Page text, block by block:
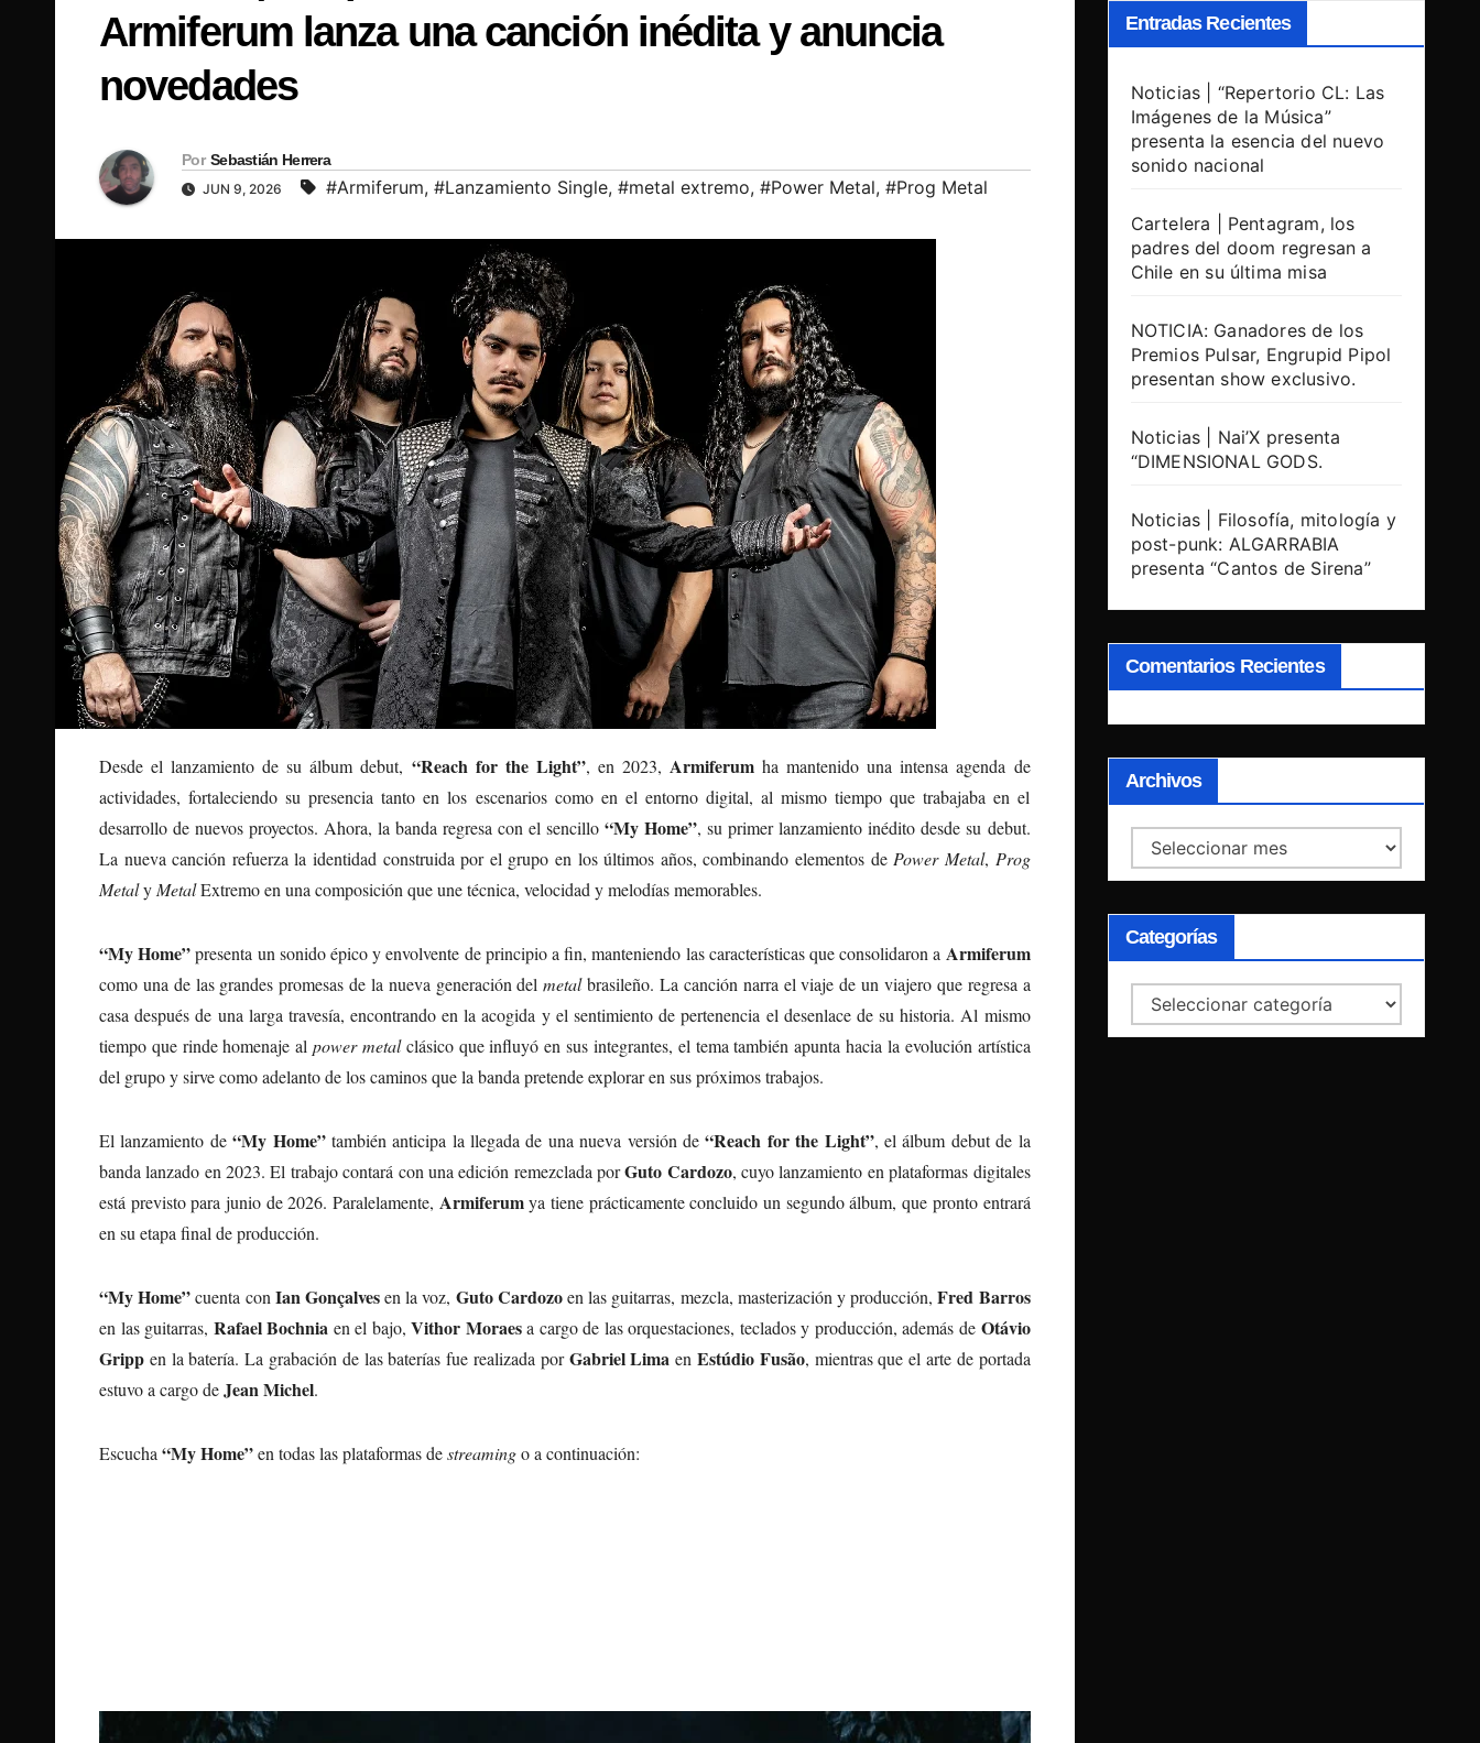
Armiferum lanza una canción inédita y anuncia
novedades
Por Sebastián Herrera
JUN 9, 2026 #Armiferum, #Lanzamiento Single, #metal extremo, #Power Metal, #Prog Metal
Desde el lanzamiento de su álbum debut, “Reach for the Light”, en 2023, Armiferum ha mantenido una intensa agenda de
actividades, fortaleciendo su presencia tanto en los escenarios como en el entorno digital, al mismo tiempo que trabajaba en el
desarrollo de nuevos proyectos. Ahora, la banda regresa con el sencillo“My Home”, su primer lanzamiento inédito desde su debut.
La nueva canción refuerza la identidad construida por el grupo en los últimos años, combinando elementos de Power Metal, Prog
Metaly MetalExtremo en una composición que une técnica, velocidad y melodías memorables.
“My Home”presenta un sonido épico y envolvente de principio a fin, manteniendo las características que consolidaron a Armiferum
como una de las grandes promesas de la nueva generación delmetalbrasileño. La canción narra el viaje de un viajero que regresa a
casa después de una larga travesía, encontrando en la acogida y el sentimiento de pertenencia el desenlace de su historia. Al mismo
tiempo que rinde homenaje alpower metalclásico que influyó en sus integrantes, el tema también apunta hacia la evolución artística
del grupo y sirve como adelanto de los caminos que la banda pretende explorar en sus próximos trabajos.
El lanzamiento de“My Home”también anticipa la llegada de una nueva versión de“Reach for the Light”, el álbum debut de la
banda lanzado en 2023. El trabajo contará con una edición remezclada porGuto Cardozo, cuyo lanzamiento en plataformas digitales
está previsto para junio de 2026. Paralelamente, Armiferumya tiene prácticamente concluido un segundo álbum, que pronto entrará
en su etapa final de producción.
“My Home”cuenta con Ian Gonçalvesen la voz, Guto Cardozoen las guitarras, mezcla, masterización y producción,Fred Barros
en las guitarras, Rafael Bochnia en el bajo,Vithor Moraesa cargo de las orquestaciones, teclados y producción, además de Otávio
Gripp en la batería. La grabación de las baterías fue realizada porGabriel Lima en Estúdio Fusão, mientras que el arte de portada
estuvo a cargo deJean Michel.
Escucha “My Home”en todas las plataformas destreamingo a continuación:
Entradas Recientes
Noticias | “Repertorio CL: Las
Imágenes de la Música”
presenta la esencia del nuevo
sonido nacional
Cartelera | Pentagram, los
padres del doom regresan a
Chile en su última misa
NOTICIA: Ganadores de los
Premios Pulsar, Engrupid Pipol
presentan show exclusivo.
Noticias | Nai’X presenta
“DIMENSIONAL GODS.
Noticias | Filosofía, mitología y
post-punk: ALGARRABIA
presenta “Cantos de Sirena”
Comentarios Recientes
Archivos
Archivos
Categorías
Categorías